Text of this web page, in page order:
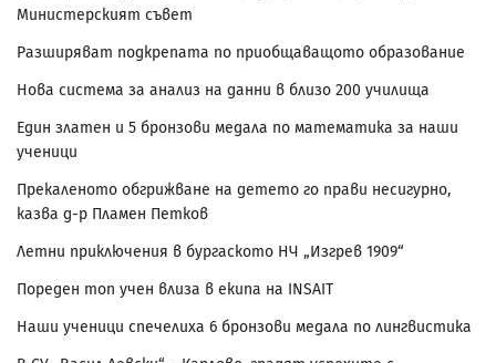
Министерският съвет
Разширяват подкрепата по приобщаващото образование
Нова система за анализ на данни в близо 200 училища
Един златен и 5 бронзови медала по математика за наши
ученици
Прекаленото обгрижване на детето го прави несигурно,
казва д-р Пламен Петков
Летни приключения в бургаското НЧ „Изгрев 1909“
Пореден топ учен влиза в екипа на INSAIT
Наши ученици спечелиха 6 бронзови медала по лингвистика